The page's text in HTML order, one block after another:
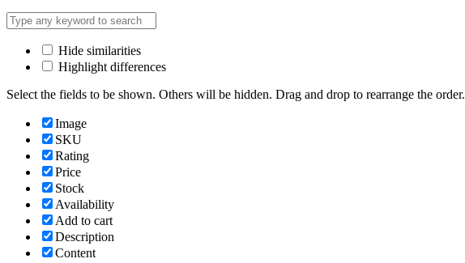
Hide similarities
Highlight differences
Select the fields to be shown. Others will be hidden. Drag and drop to rearrange the order.
Image
SKU
Rating
Price
Stock
Availability
Add to cart
Description
Content